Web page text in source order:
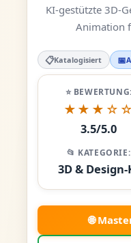
KI-gestützte 3D-
Animation
📋Katalogisiert 📅
⭐ BEWERTUNG:
★★★☆☆
3.5/5.0
📂 KATEGORIE:
3D & Design-
🌐